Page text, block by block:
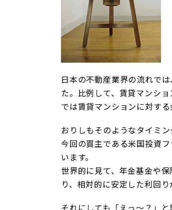
日本の不動産業界の流れで
た。比例して、賃貸マンシ
では賃貸マンションに対す
おりしもそのようなタイミ
今回の買主である米国投資
います。
世界的に見て、年金基金や
り、相対的に安定した利回